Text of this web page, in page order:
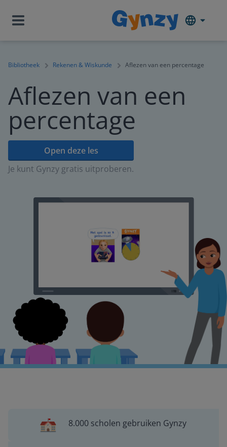
Bibliotheek Rekenen & Wiskunde Aflezen van een percentage
Aflezen van een
percentage
Open deze les
Je kunt Gynzy gratis uitproberen.
8.000 scholen gebruiken Gynzy